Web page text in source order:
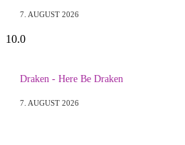
7. AUGUST 2026
10.0
Draken - Here Be Draken
7. AUGUST 2026